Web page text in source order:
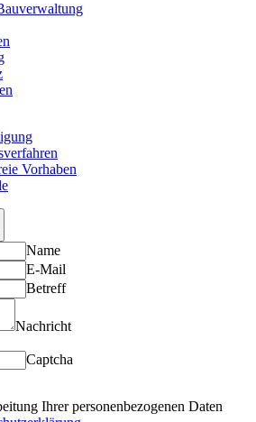
Vorhaben
Name
E-Mail
Betreff
Nachricht
Captcha
Ihrer personenbezogenen Daten